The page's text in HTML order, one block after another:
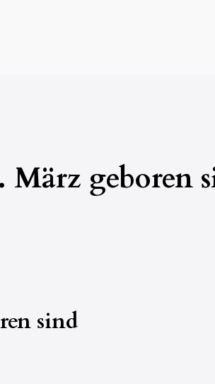
März geboren
sind